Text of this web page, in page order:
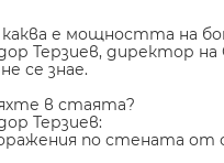
каква е мощността на
Терзиев, директор
се знае.
в стаята?
Терзиев:
по стената от